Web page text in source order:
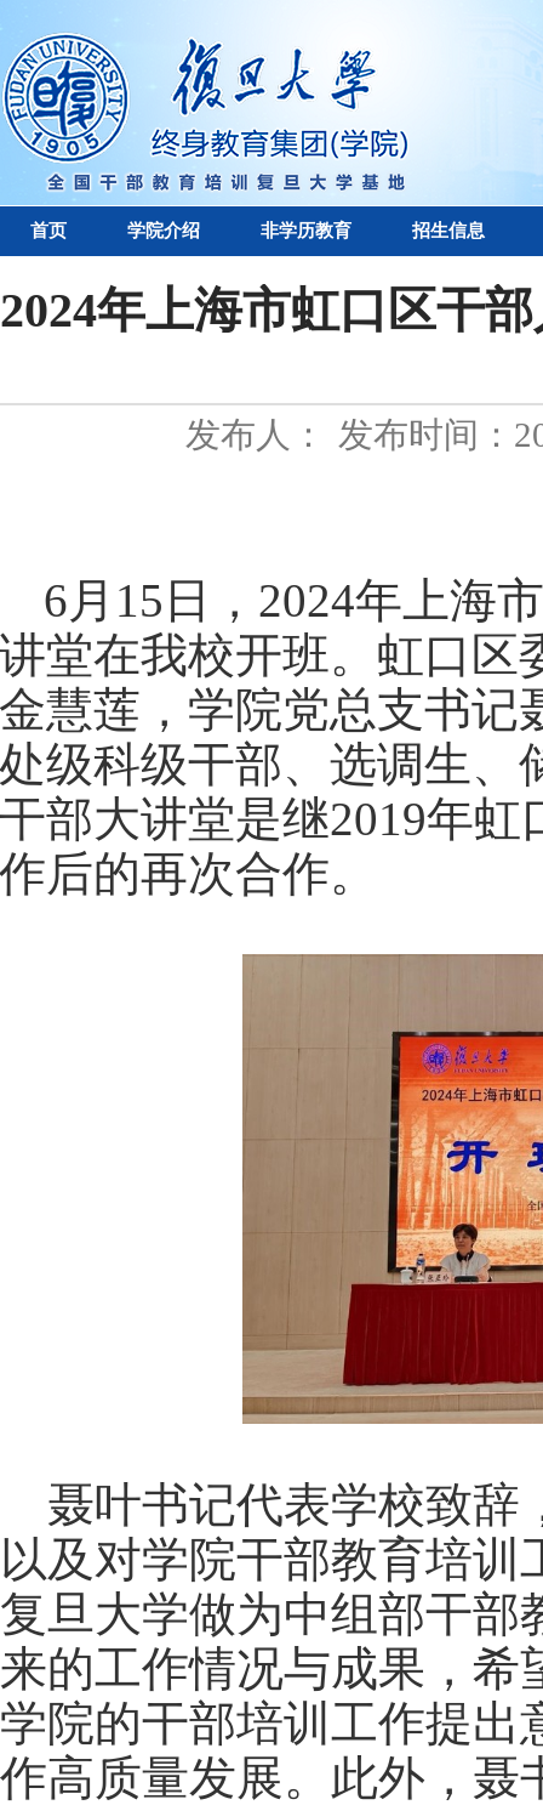
首页 学院介绍 非学历教育 招生信息
2024年上海市虹口区干
发布人： 发布时间：
6月 15 日， 2024年上海
讲堂在我校开班。虹口区
金慧莲，学院党总支书记
处级科级干部、选调生、
干部大讲堂是继2019年虹
作后的再次合作。
聂叶书记代表学校致辞
以及对学院干部教育培
复旦大学做为中组部干部
来的工作情况与成果，希
学院的干部培训工作提出
作高质量发展。此外，聂